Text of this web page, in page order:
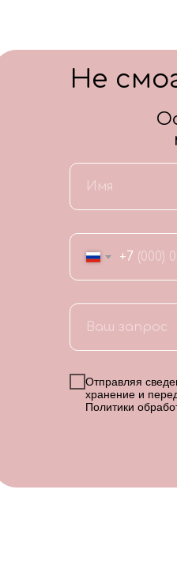
+7
Отправляя
хранение и
Политики
Не